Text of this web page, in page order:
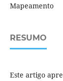
Mapeamento
RESUMO
Este artigo